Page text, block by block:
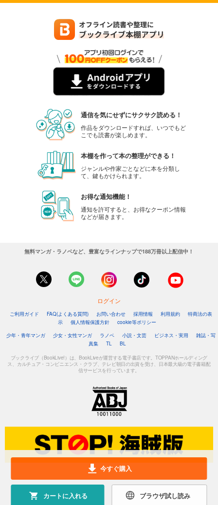
今すぐ購入
カートに入れる ブラウザ試し読み
通信を気にせずにサクサク読める！
作品をダウンロードすれば、いつでもど
こでも読書が楽しめます。
本棚を作って本の整理ができる！
ジャンルや作家ごとなどに本を分類し
て、鍵もかけられます。
お得な通知機能！
通知を許可すると、お得なクーポン情報
などが届きます。
無料マンガ・ラノベなど、豊富なラインナップで188万冊以上配信中！
ログイン
ご利用ガイド FAQ(よくある質問) お問い合わせ 採用情報 利用規約
特商法の表
示
個人情報保護方針
cookie等ポリシー
少年・青年マンガ
少女・女性マンガ ラノベ 小説・文芸 ビジネス・実用
雑誌・写
真集
TL BL
ブックライブ（BookLive!）は、BookLiveが運営する電子書店です。TOPPANホールディング
ス、カルチュア・コンビニエンス・クラブ、テレビ朝日の出資を受け、日本最大級の電子書籍配
信サービスを行っています。